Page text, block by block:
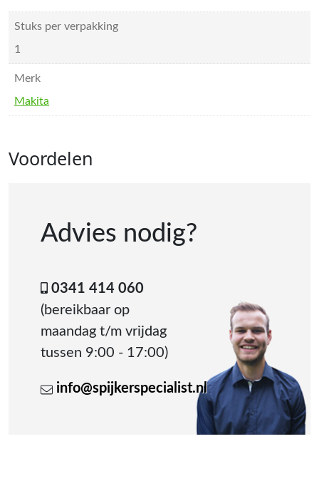
Stuks per verpakking
1
Merk
Makita
Voordelen
Advies nodig?
0341 414 060
(bereikbaar op
maandag t/m vrijdag
tussen 9:00 - 17:00)
info@spijkerspecialist.nl